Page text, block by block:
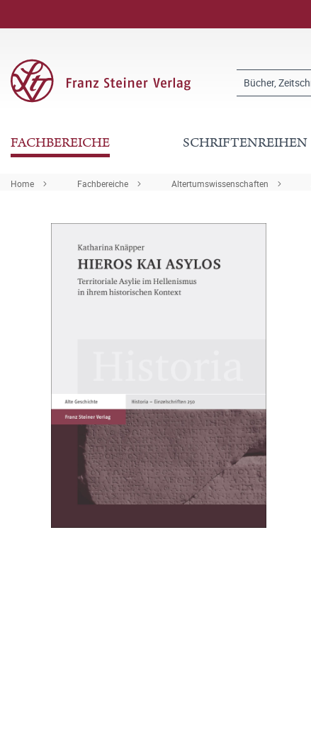
FACHBEREICHE SCHRIFTENREIHEN
Home Fachbereiche Altertumswissenschaften